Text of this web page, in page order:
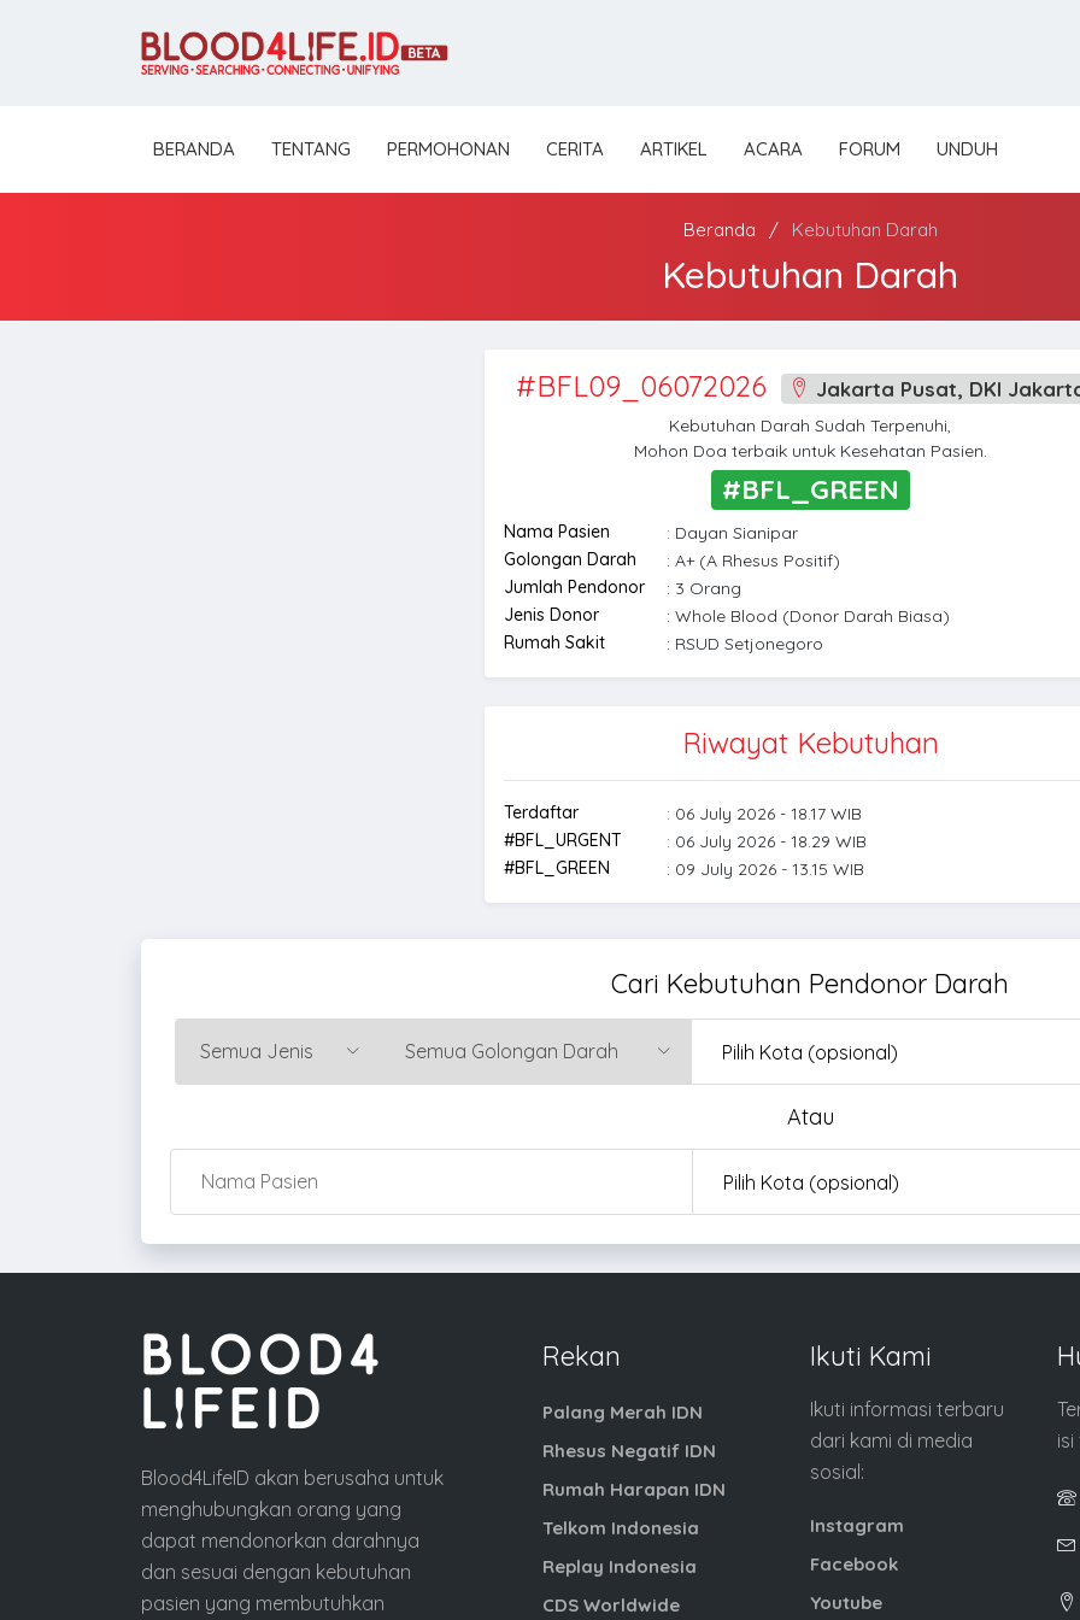
BERANDA TENTANG PERMOHONAN CERITA ARTIKEL ACARA FORUM UNDUH
Beranda Kebutuhan Darah
Kebutuhan Darah
#BFL09_06072026 Jakarta Pusat, DKI
Kebutuhan Darah Sudah Terpenuhi,
Mohon Doa terbaik untuk Kesehatan Pasien.
#BFL_GREEN
Nama Pasien
: Dayan Sianipar
Golongan Darah
: A+ (A Rhesus Positif)
Jumlah Pendonor
: 3 Orang
Jenis Donor
: Whole Blood (Donor Darah Biasa)
Rumah Sakit
: RSUD Setjonegoro
Riwayat Kebutuhan
Terdaftar
: 06 July 2026 - 18.17 WIB
#BFL_URGENT
: 06 July 2026 - 18.29 WIB
#BFL_GREEN
: 09 July 2026 - 13.15 WIB
Cari Kebutuhan Pendonor Darah
Atau
Blood4LifeID akan berusaha untuk
menghubungkan orang yang
dapat mendonorkan darahnya
dan sesuai dengan kebutuhan
pasien yang membutuhkan
Rekan
Palang Merah IDN
Rhesus Negatif IDN
Rumah Harapan IDN
Telkom Indonesia
Replay Indonesia
CDS Worldwide
Ikuti Kami
Ikuti informasi terbaru
dari kami di media
sosial:
Instagram
Facebook
Youtube